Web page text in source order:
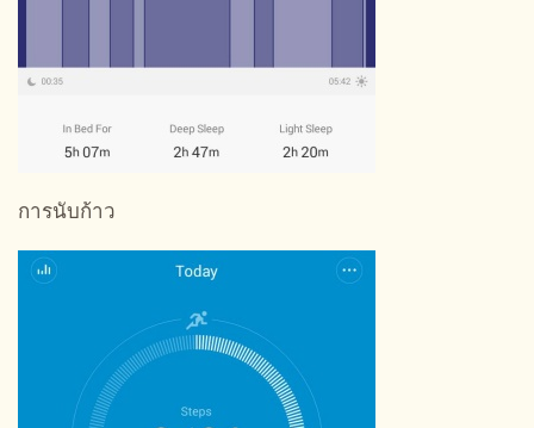
การนับก้าว